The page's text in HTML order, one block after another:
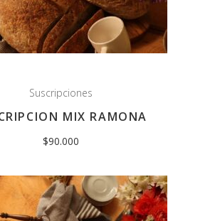
Suscripciones
MIX RAMONA
$90.000